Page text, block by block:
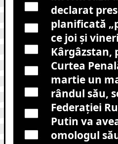
declarat
planificată
ce joi şi
Kârgâzstan,
Curtea
martie un
rândul său,
Federaţiei
Putin va
omologul